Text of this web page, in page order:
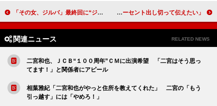
「その女、ジルバ」最終回に“ジルバロス”続出 「池脇千鶴の演技力に拍手」 乃木坂・樋口日奈、初主演舞台のフラダンスを披露 「１００パーセント出し切って伝えたい」
関連ニュース RELATED NEWS
二宮和也、ＪＣＢ“１００周年”ＣＭに出演希望 「二宮はそう思っ
てます！」と関係者にアピール
相葉雅紀「二宮和也がやっと住所を教えてくれた」 二宮の「もう
引っ越す」には「やめろ！」